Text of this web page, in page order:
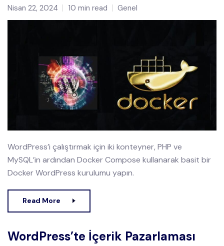
Nisan 22, 2024 10 min read Genel
WordPress’i çalıştırmak için iki konteyner, PHP ve
MySQL’in ardından Docker Compose kullanarak basit bir
Docker WordPress kurulumu yapın.
Read More
WordPress’te İçerik Pazarlaması